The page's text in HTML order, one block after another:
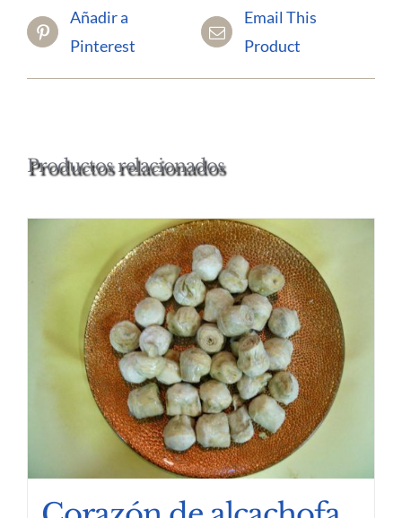
Añadir a
Pinterest
Email This
Product
Productos relacionados